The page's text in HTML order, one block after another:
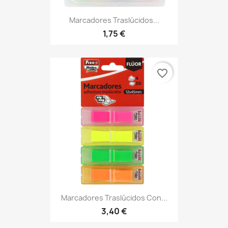
Marcadores Traslúcidos...
1,75 €
Marcadores Traslúcidos Con...
3,40 €
favorite_border